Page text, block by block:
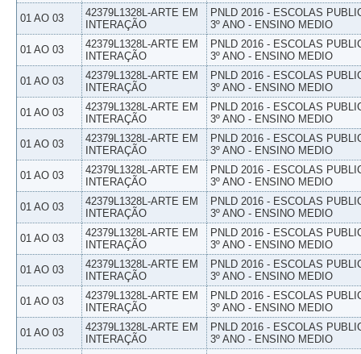
01 AO 03
42379L1328L-ARTE EM
INTERAÇÃO
PNLD 2016 - ESCOLAS
3º ANO - ENSINO MEDIO
01 AO 03
42379L1328L-ARTE EM
INTERAÇÃO
PNLD 2016 - ESCOLAS
3º ANO - ENSINO MEDIO
01 AO 03
42379L1328L-ARTE EM
INTERAÇÃO
PNLD 2016 - ESCOLAS
3º ANO - ENSINO MEDIO
01 AO 03
42379L1328L-ARTE EM
INTERAÇÃO
PNLD 2016 - ESCOLAS
3º ANO - ENSINO MEDIO
01 AO 03
42379L1328L-ARTE EM
INTERAÇÃO
PNLD 2016 - ESCOLAS
3º ANO - ENSINO MEDIO
01 AO 03
42379L1328L-ARTE EM
INTERAÇÃO
PNLD 2016 - ESCOLAS
3º ANO - ENSINO MEDIO
01 AO 03
42379L1328L-ARTE EM
INTERAÇÃO
PNLD 2016 - ESCOLAS
3º ANO - ENSINO MEDIO
01 AO 03
42379L1328L-ARTE EM
INTERAÇÃO
PNLD 2016 - ESCOLAS
3º ANO - ENSINO MEDIO
01 AO 03
42379L1328L-ARTE EM
INTERAÇÃO
PNLD 2016 - ESCOLAS
3º ANO - ENSINO MEDIO
01 AO 03
42379L1328L-ARTE EM
INTERAÇÃO
PNLD 2016 - ESCOLAS
3º ANO - ENSINO MEDIO
01 AO 03
42379L1328L-ARTE EM
INTERAÇÃO
PNLD 2016 - ESCOLAS
3º ANO - ENSINO MEDIO